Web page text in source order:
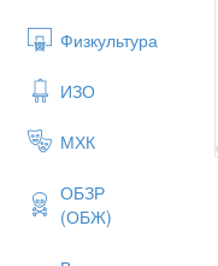
Физкультура
ИЗО
МХК
ОБЗР
(ОБЖ)